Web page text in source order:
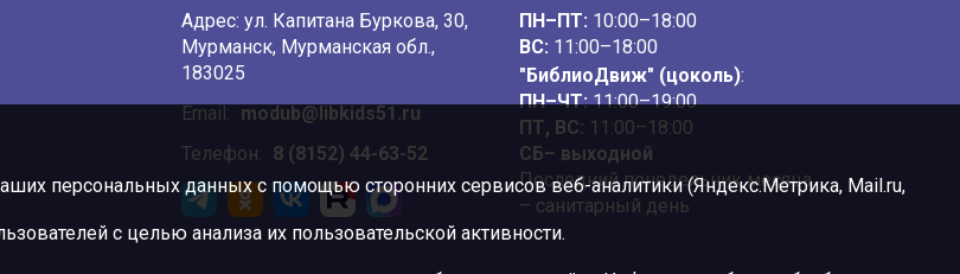
Адрес: ул. Капитана Буркова, 30,
Мурманск, Мурманская обл.,
183025
Email: modub@libkids51.ru
Телефон: 8 (8152) 44-63-52
ПН–ПТ: 10:00–18:00
ВС: 11:00–18:00
"БиблиоДвиж" (цоколь):
ПН–ЧТ:11:00–19:00
ПТ, ВС: 11:00–18:00
СБ– выходной
Последний понедельник месяца
– санитарный день
персональных данных с помощью сторонних сервисов веб-аналитики (Яндекс.Метрика, Mail.ru,
с целью анализа их пользовательской активности.